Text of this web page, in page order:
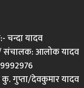
चन्दा यादव
संचालक: आलोक यादव
गुप्ता/देवकुमार यादव